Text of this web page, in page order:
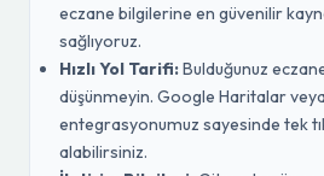
eczane bilgilerine en güvenilir
sağlıyoruz.
Hızlı Yol Tarifi:Bulduğunuz
düşünmeyin. Google Haritalar
entegrasyonumuz sayesinde tek
alabilirsiniz.